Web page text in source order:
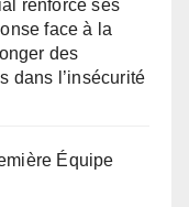
renforce ses
face à la
des
dans l’insécurité
Équipe